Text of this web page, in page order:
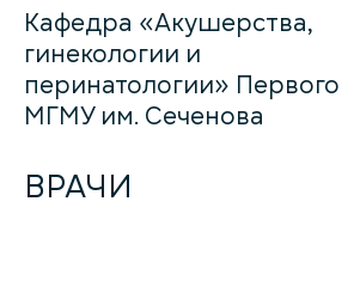
Кафедра «Акушерства,
гинекологии и
перинатологии» Первого
МГМУ им. Сеченова
ВРАЧИ